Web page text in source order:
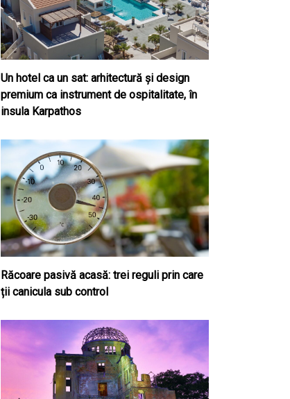
Un hotel ca un sat: arhitectură și design
premium ca instrument de ospitalitate, în
insula Karpathos
Răcoare pasivă acasă: trei reguli prin care
ții canicula sub control